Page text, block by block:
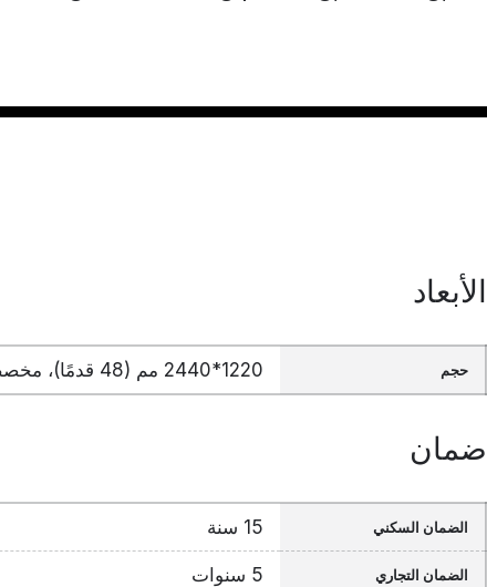
الأبعاد
حجم 1220*2440 مم (48 قدمًا)، مخصص
ضمان
الضمان السكني 15 سنة
الضمان التجاري 5 سنوات